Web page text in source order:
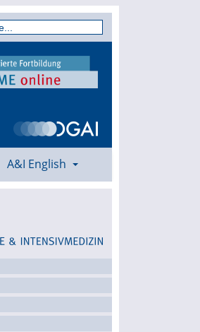
A&I English